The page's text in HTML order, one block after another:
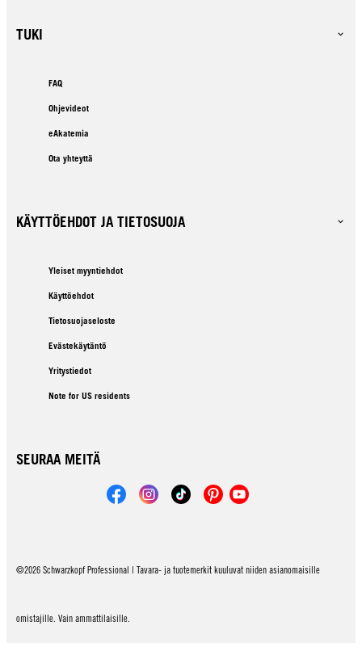
TUKI
FAQ
Ohjevideot
eAkatemia
Ota yhteyttä
KÄYTTÖEHDOT JA TIETOSUOJA
Yleiset myyntiehdot
Käyttöehdot
Tietosuojaseloste
Evästekäytäntö
Yritystiedot
Note for US residents
SEURAA MEITÄ
©2026 Schwarzkopf Professional | Tavara- ja tuotemerkit kuuluvat niiden asianomaisille
omistajille. Vain ammattilaisille.